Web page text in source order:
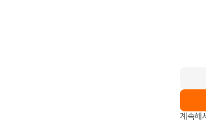
계속해